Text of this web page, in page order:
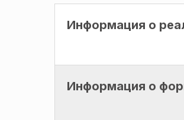
Информация о
Информация о